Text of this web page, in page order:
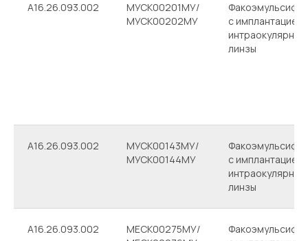
A16.26.093.002
МУСК00201МУ/
МУСК00202МУ
с имплантацией
интраокулярной
линзы
A16.26.093.002
МУСК00143МУ/
МУСК00144МУ
с имплантацией
интраокулярной
линзы
A16.26.093.002
МЕСК00275МУ/